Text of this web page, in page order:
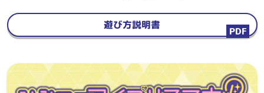
遊び方説明書